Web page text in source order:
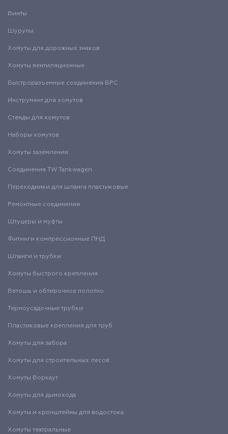
Винты
Шурупы
Хомуты для дорожных знаков
Хомуты вентиляционные
Быстроразъемные соединения БРС
Инструмент для хомутов
Стенды для хомутов
Наборы хомутов
Хомуты заземления
Соединения TW Tankwagen
Переходники для шланга пластиковые
Ремонтные соединения
Штуцеры и муфты
Фитинги компрессионные ПНД
Шланги и трубки
Хомуты быстрого крепления
Ветошь и обтирочное полотно
Термоусадочные трубки
Пластиковые крепления для труб
Хомуты для забора
Хомуты для строительных лесов
Хомуты Воркаут
Хомуты для дымохода
Хомуты и кронштейны для водостока
Хомуты театральные